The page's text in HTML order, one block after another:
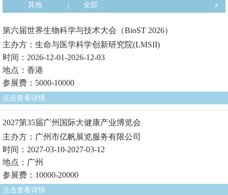
其他
全部
第六届世界生物科学与技术大会（BioST 2026）
主办方：生命与医学科学创新研究院(LMSII)
时间：2026-12-01-2026-12-03
地点：香港
参展费：5000-10000
点击查看详情
2027第35届广州国际大健康产业博览会
主办方：广州市亿帆展览服务有限公司
时间：2027-03-10-2027-03-12
地点：广州
参展费：10000-20000
点击查看详情